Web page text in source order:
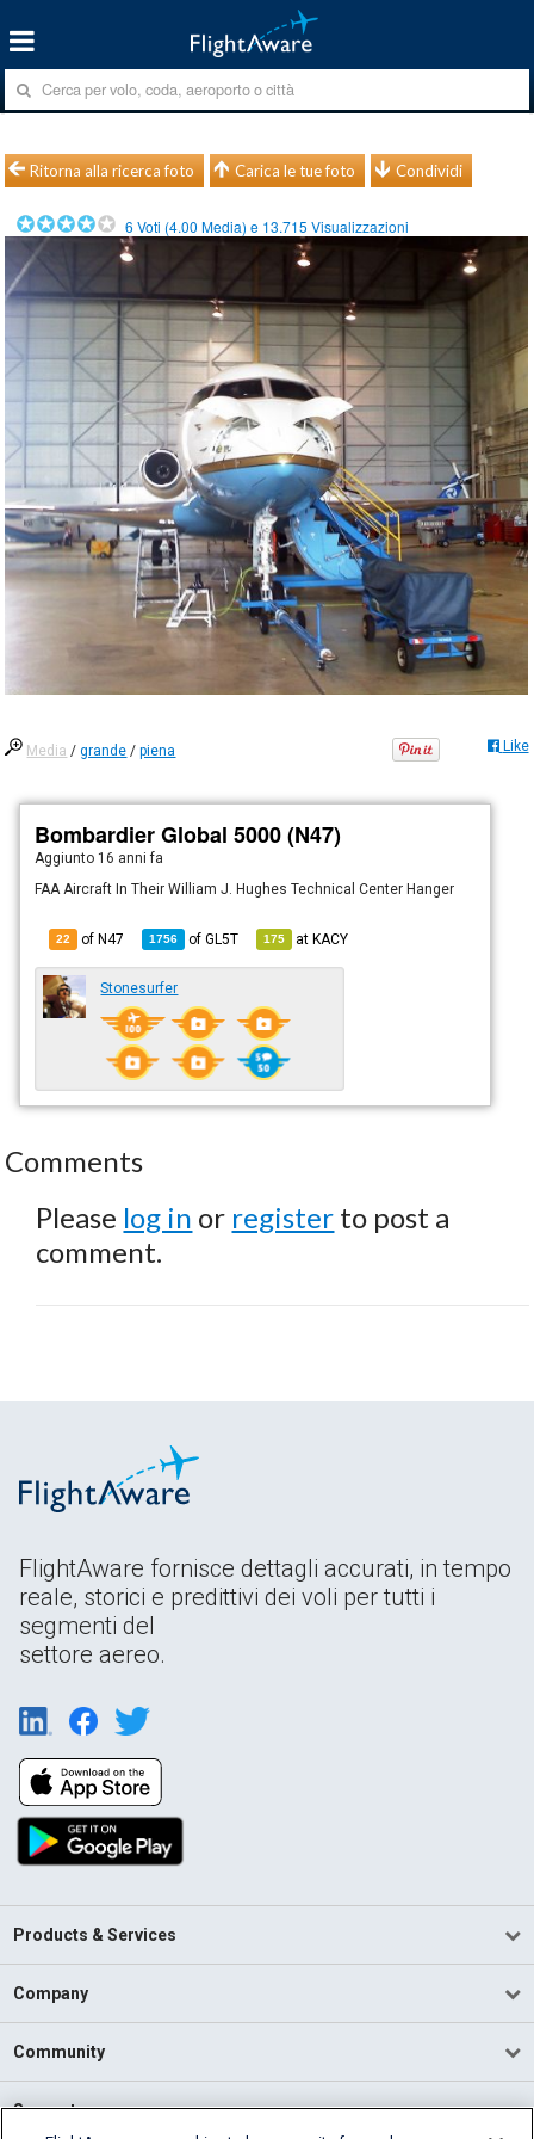
Ritorna alla ricerca foto Carica le tue foto Condividi
6 Voti (4.00 Media) e 13.715 Visualizzazioni
Media /grande /piena Like
Bombardier Global 5000 (N47)
Aggiunto 16 anni fa
FAA Aircraft In Their William J. Hughes Technical Center Hanger
22 of N47 1756 ofGL5T 175 atKACY
Stonesurfer
Comments
Please log in or register to post a
comment.
FlightAware fornisce dettagli accurati, in tempo
reale, storici e predittivi dei voli per tutti i
segmenti del
settore aereo.
Products & Services
Company
Community
Support